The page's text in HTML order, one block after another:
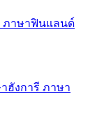
ภาษา​ฟินแลนด์
ฮังการี ภาษา​